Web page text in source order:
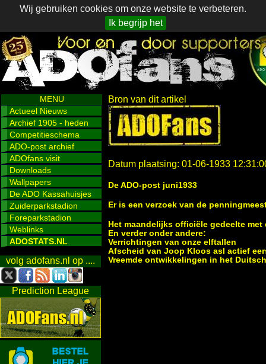
Wij gebruiken cookies om onze website te verbeteren.
Ik begrijp het
MENU
Actueel Nieuws
Archief 1905 - heden
Competitieschema
ADO-post archief
ADOfans visit
Downloads
Wallpapers
De ADO Kassahuisjes
Zuiderparkstadion
Foreparkstadion
Weblinks
ADOSTATS.NL
volg adofans.nl op ....
Prediction League
Bron van dit artikel
Datum plaatsing: 01-06-1933
De ADO-post juni1933
Er is een verzoek van de
Het maandelijks officiële gedeelte
En verder onder andere:
Verrichtingen van onze elftallen
Afscheid van Joop Kloos asl actief
Vreemde ontwikkelingen in het